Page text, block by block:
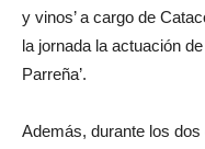
y vinos’ a cargo de
la jornada la actuación
Parreña’.
Además, durante los